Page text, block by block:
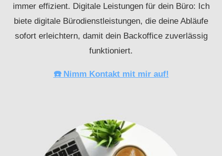
immer effizient. Digitale Leistungen für dein Büro: Ich
biete digitale Bürodienstleistungen, die deine Abläufe
sofort erleichtern, damit dein Backoffice zuverlässig
funktioniert.
☎️ Nimm Kontakt mit mir auf!